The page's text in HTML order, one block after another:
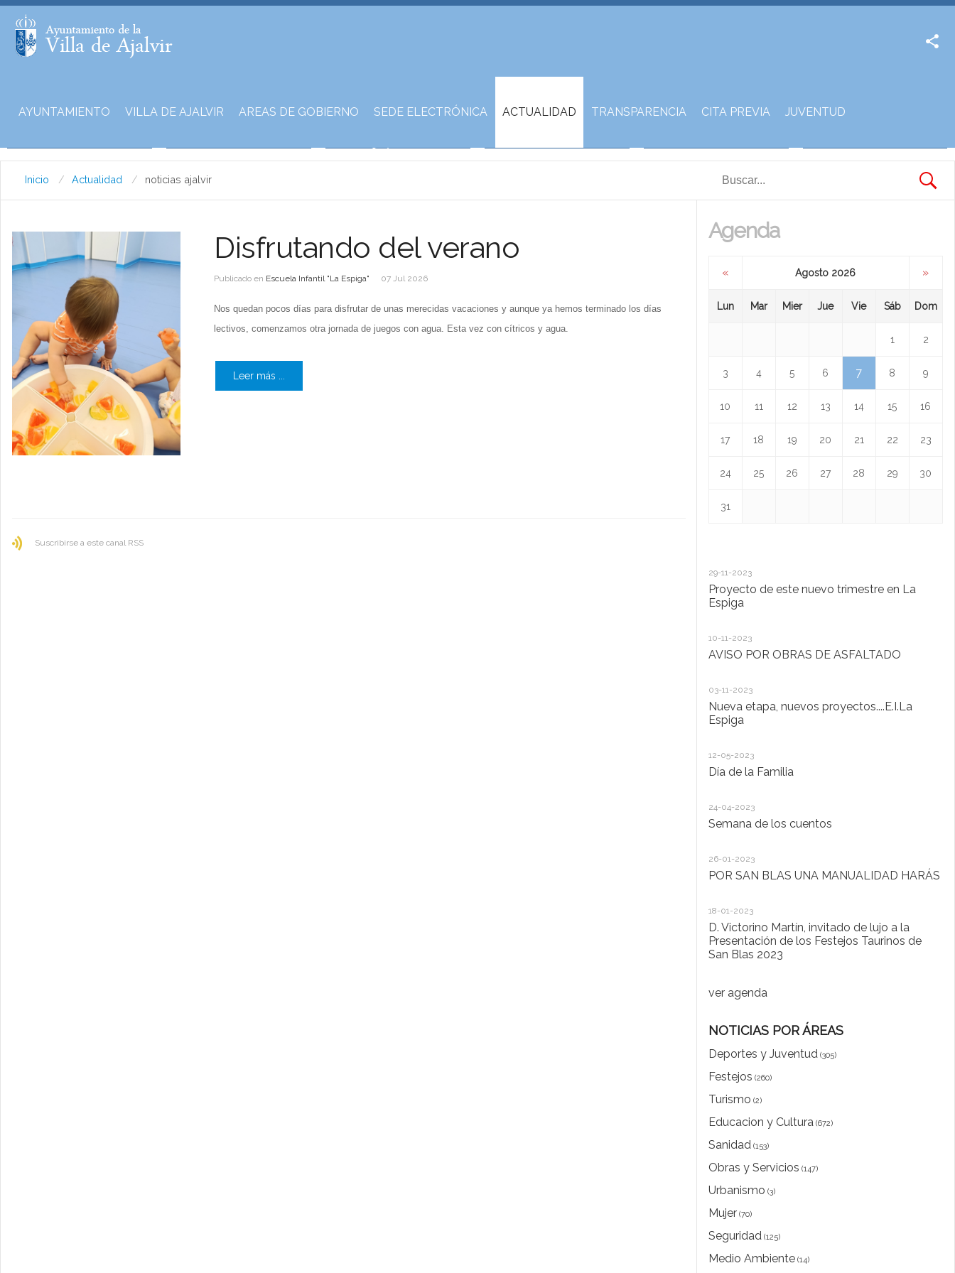
AYUNTAMIENTO VILLA DE AJALVIR AREAS DE GOBIERNO SEDE ELECTRÓNICA ACTUALIDAD TRANSPARENCIA CITA PREVIA JUVENTUD
Inicio Actualidad noticias ajalvir
Disfrutando del verano
Publicado en Escuela Infantil "La Espiga" 07 Jul 2026
Nos quedan pocos días para disfrutar de unas merecidas vacaciones y aunque ya hemos terminado los días
lectivos, comenzamos otra jornada de juegos con agua. Esta vez con cítricos y agua.
Leer más ...
Suscribirse a este canal RSS
Agenda
« Agosto 2026 »
Lun Mar Mier Jue Vie Sáb Dom
1 2
3 4 5 6 7 8 9
10 11 12 13 14 15 16
17 18 19 20 21 22 23
24 25 26 27 28 29 30
31
29-11-2023
Proyecto de este nuevo trimestre en La
Espiga
10-11-2023
AVISO POR OBRAS DE ASFALTADO
03-11-2023
Nueva etapa, nuevos proyectos....E.I.La
Espiga
12-05-2023
Día de la Familia
24-04-2023
Semana de los cuentos
26-01-2023
POR SAN BLAS UNA MANUALIDAD HARÁS
18-01-2023
D. Victorino Martín, invitado de lujo a la
Presentación de los Festejos Taurinos de
San Blas 2023
ver agenda
NOTICIAS POR ÁREAS
Deportes y Juventud(305)
Festejos (260)
Turismo (2)
Educacion y Cultura(672)
Sanidad(153)
Obras y Servicios (147)
Urbanismo (3)
Mujer(70)
Seguridad(125)
Medio Ambiente(14)